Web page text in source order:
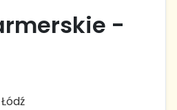
-